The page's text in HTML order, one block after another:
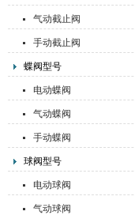
气动截止阀
手动截止阀
蝶阀型号
电动蝶阀
气动蝶阀
手动蝶阀
球阀型号
电动球阀
气动球阀